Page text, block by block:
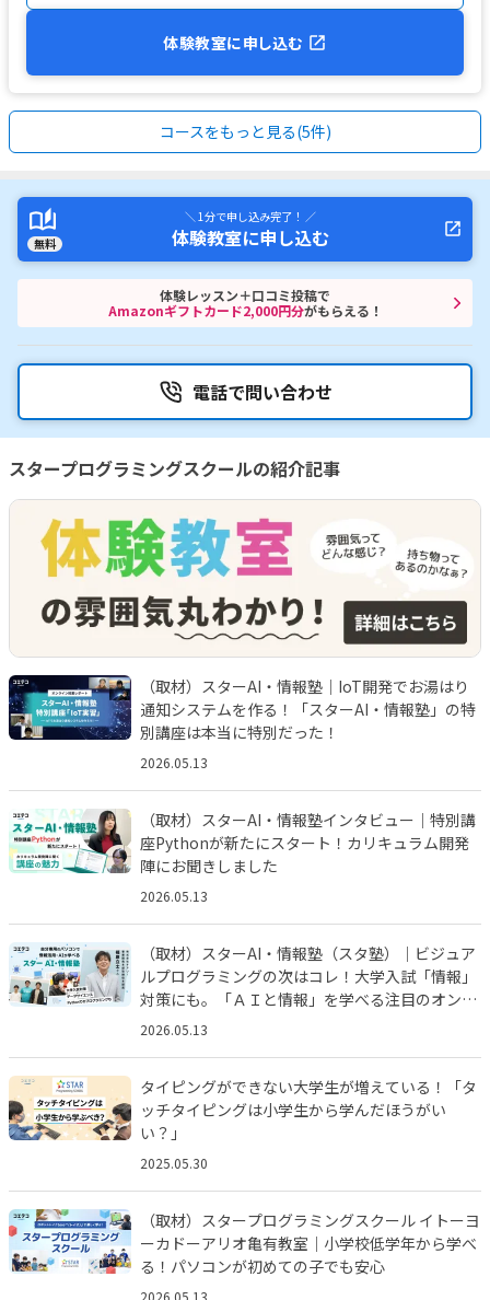
体験教室に申し込む
コースをもっと見る(5件)
無料
＼ 1分で申し込み完了！ ／
体験教室に申し込む
体験レッスン＋口コミ投稿で
Amazonギフトカード2,000円分がもらえる！
電話で問い合わせ
スタープログラミングスクールの紹介記事
（取材）スターAI・情報塾｜IoT開発でお湯はり
通知システムを作る！「スターAI・情報塾」の特
別講座は本当に特別だった！
2026.05.13
（取材）スターAI・情報塾インタビュー｜特別講
座Pythonが新たにスタート！カリキュラム開発
陣にお聞きしました
2026.05.13
（取材）スターAI・情報塾（スタ塾）｜ビジュア
ルプログラミングの次はコレ！大学入試「情報」
対策にも。「ＡＩと情報」を学べる注目のオンラ
インスクールにインタビュー
2026.05.13
タイピングができない大学生が増えている！「タ
ッチタイピングは小学生から学んだほうがい
い？」
2025.05.30
（取材）スタープログラミングスクール イトーヨ
ーカドーアリオ亀有教室｜小学校低学年から学べ
る！パソコンが初めての子でも安心
2026.05.13